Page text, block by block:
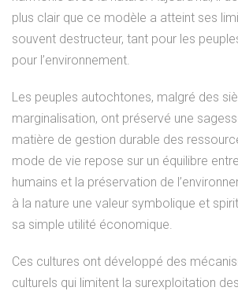
plus clair que ce modèle a atteint ses
souvent destructeur, tant pour les
pour l’environnement.
Les peuples autochtones, malgré des
marginalisation, ont préservé une
matière de gestion durable des
mode de vie repose sur un équilibre
humains et la préservation de
à la nature une valeur symbolique et
sa simple utilité économique.
Ces cultures ont développé des
culturels qui limitent la surexploitation